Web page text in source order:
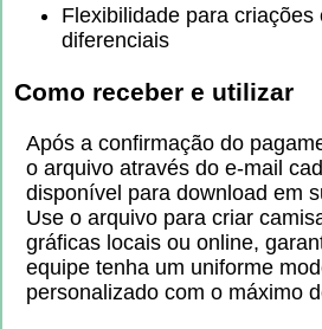
Flexibilidade para criações
diferenciais
Como receber e utilizar
Após a confirmação do
o arquivo através do e-mail
disponível para download em
Use o arquivo para criar
gráficas locais ou online,
equipe tenha um uniforme
personalizado com o máximo